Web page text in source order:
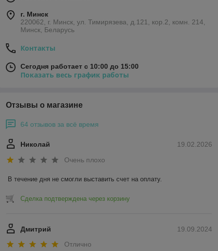
г. Минск
220062, г. Минск, ул. Тимирязева, д.121, кор.2, комн. 214,
Минск, Беларусь
Контакты
Сегодня работает с 10:00 до 15:00
Показать весь график работы
Отзывы о магазине
64 отзывов за всё время
19.02.2026
Николай
Очень плохо
В течение дня не смогли выставить счет на оплату.
Сделка подтверждена через корзину
19.09.2024
Дмитрий
Отлично